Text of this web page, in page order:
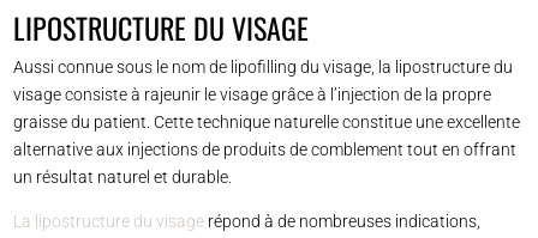
LIPOSTRUCTURE DU VISAGE
Aussi connue sous le nom de lipofilling du visage, la lipostructure du
visage consiste à rajeunir le visage grâce à l’injection de la propre
graisse du patient. Cette technique naturelle constitue une excellente
alternative aux injections de produits de comblement tout en offrant
un résultat naturel et durable.
La lipostructure du visage répond à de nombreuses indications,